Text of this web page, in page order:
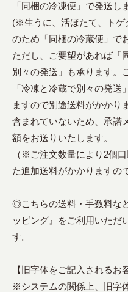
「同梱の冷凍便」で発送し
(※生うに、活ほたて、トゲ
のため「同梱の冷蔵便」で
ただし、ご要望があれば「
別々の発送」も承ります。
「冷凍と冷蔵で別々の発送
ますので別途送料がかかり
含まれていないため、承諾
額をお送りいたします。
（※ご注文数量により2個
た追加送料がかかりますの
◎こちらの送料・手数料な
ッピング』をご利用いただ
す。
【旧字体をご記入されるお
※システムの関係上、旧字